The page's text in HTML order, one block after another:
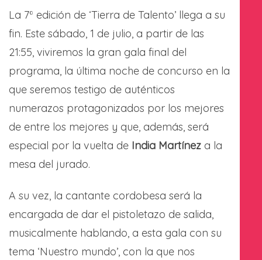
La 7ª edición de ‘Tierra de Talento’ llega a su
fin. Este sábado, 1 de julio, a partir de las
21:55, viviremos la gran gala final del
programa, la última noche de concurso en la
que seremos testigo de auténticos
numerazos protagonizados por los mejores
de entre los mejores y que, además, será
especial por la vuelta de India Martínez a la
mesa del jurado.
A su vez, la cantante cordobesa será la
encargada de dar el pistoletazo de salida,
musicalmente hablando, a esta gala con su
tema ‘Nuestro mundo’, con la que nos